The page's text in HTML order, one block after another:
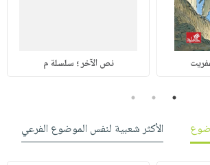
نص الآخر ؛ سلسلة م
1
2
3
الأكثر شعبية لنفس الموضوع الفرعي